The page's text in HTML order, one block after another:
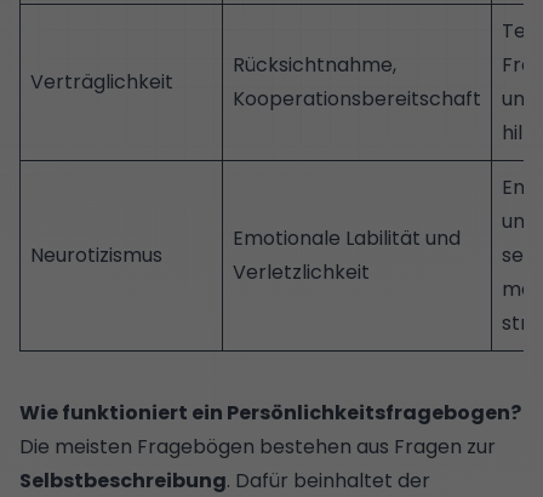
Verträglichkeit
Rücksichtnahme,
Kooperationsbereitschaft
und
Neurotizismus
Emotionale Labilität und
Verletzlichkeit
Wie funktioniert ein Persönlichkeitsfragebogen?
Die meisten Fragebögen bestehen aus Fragen zur
Selbstbeschreibung. Dafür beinhaltet der